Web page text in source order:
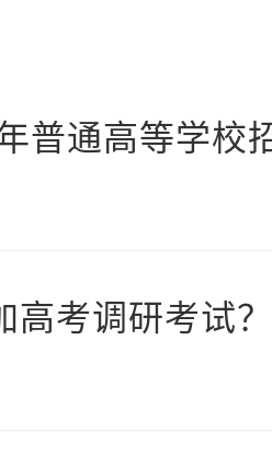
普通高等学校
高考调研考试